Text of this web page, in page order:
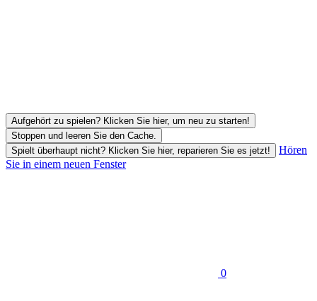
Aufgehört zu spielen? Klicken Sie hier, um neu zu starten!
Stoppen und leeren Sie den Cache.
Spielt überhaupt nicht? Klicken Sie hier, reparieren Sie es jetzt!
Hören
Sie in einem neuen Fenster
0